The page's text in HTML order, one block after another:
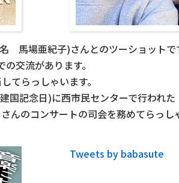
馬場亜紀子)さんとのツーショットで
交流があります。
てらっしゃいます。
国記念日)に西市民センターで行われ
んのコンサートの司会を務めてらっし
Tweets by babasute